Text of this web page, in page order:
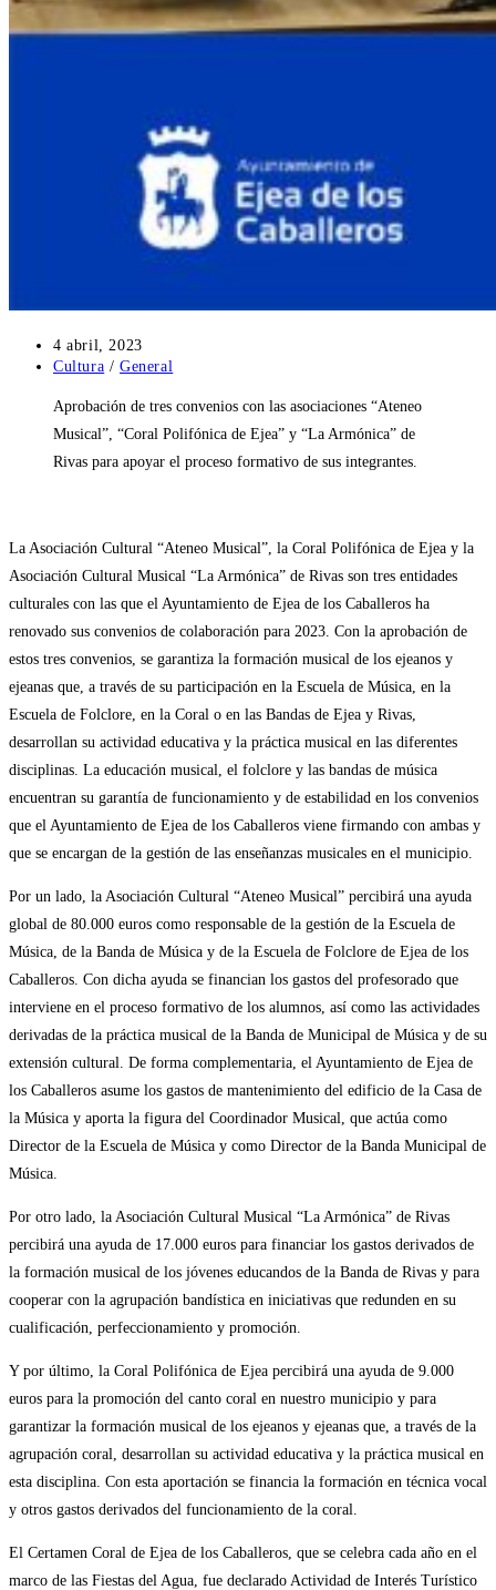
Publicación
de
entrada:
4 abril, 2023
Categoría
la
entrada:
Cultura / General
Aprobación de tres convenios con las asociaciones “Ateneo
Musical”, “Coral Polifónica de Ejea” y “La Armónica” de
Rivas para apoyar el proceso formativo de sus integrantes.
La Asociación Cultural “Ateneo Musical”, la Coral Polifónica de Ejea y la
Asociación Cultural Musical “La Armónica” de Rivas son tres entidades
culturales con las que el Ayuntamiento de Ejea de los Caballeros ha
renovado sus convenios de colaboración para 2023. Con la aprobación de
estos tres convenios, se garantiza la formación musical de los ejeanos y
ejeanas que, a través de su participación en la Escuela de Música, en la
Escuela de Folclore, en la Coral o en las Bandas de Ejea y Rivas,
desarrollan su actividad educativa y la práctica musical en las diferentes
disciplinas. La educación musical, el folclore y las bandas de música
encuentran su garantía de funcionamiento y de estabilidad en los convenios
que el Ayuntamiento de Ejea de los Caballeros viene firmando con ambas y
que se encargan de la gestión de las enseñanzas musicales en el municipio.
Por un lado, la Asociación Cultural “Ateneo Musical” percibirá una ayuda
global de 80.000 euros como responsable de la gestión de la Escuela de
Música, de la Banda de Música y de la Escuela de Folclore de Ejea de los
Caballeros. Con dicha ayuda se financian los gastos del profesorado que
interviene en el proceso formativo de los alumnos, así como las actividades
derivadas de la práctica musical de la Banda de Municipal de Música y de su
extensión cultural. De forma complementaria, el Ayuntamiento de Ejea de
los Caballeros asume los gastos de mantenimiento del edificio de la Casa de
la Música y aporta la figura del Coordinador Musical, que actúa como
Director de la Escuela de Música y como Director de la Banda Municipal de
Música.
Por otro lado, la Asociación Cultural Musical “La Armónica” de Rivas
percibirá una ayuda de 17.000 euros para financiar los gastos derivados de
la formación musical de los jóvenes educandos de la Banda de Rivas y para
cooperar con la agrupación bandística en iniciativas que redunden en su
cualificación, perfeccionamiento y promoción.
Y por último, la Coral Polifónica de Ejea percibirá una ayuda de 9.000
euros para la promoción del canto coral en nuestro municipio y para
garantizar la formación musical de los ejeanos y ejeanas que, a través de la
agrupación coral, desarrollan su actividad educativa y la práctica musical en
esta disciplina. Con esta aportación se financia la formación en técnica vocal
y otros gastos derivados del funcionamiento de la coral.
El Certamen Coral de Ejea de los Caballeros, que se celebra cada año en el
marco de las Fiestas del Agua, fue declarado Actividad de Interés Turístico